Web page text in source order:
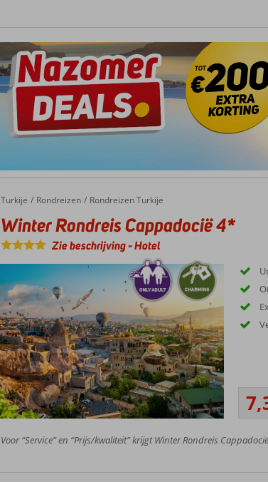
Home
Turkije Rondreizen Rondreizen Turkije
Winter Rondreis Cappadocië 4*
Winter Rondreis Cappadocië 4*
Zie beschrijving-Hotel
Voor “Service” en “Prijs/kwaliteit” krijgt Winter Rondreis